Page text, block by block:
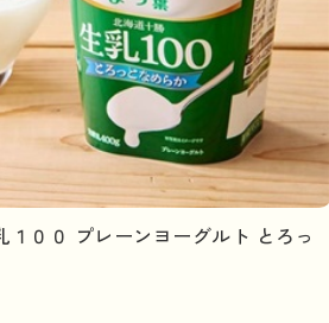
１００ プレーンヨーグルト とろっ